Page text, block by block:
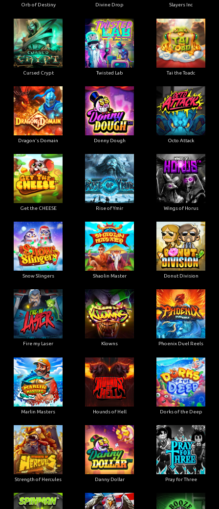
Orb of Destiny Divine Drop Slayers Inc
Cursed Crypt Twisted Lab Tai the Toadc
Dragon's Domain Donny Dough Octo Attack
Get the CHEESE Rise of Ymir Wings of Horus
Snow Slingers Shaolin Master Donut Division
Fire my Laser Klowns Phoenix Duel Reels
Marlin Masters Hounds of Hell Dorks of the Deep
Strength of Hercules Danny Dollar Pray for Three